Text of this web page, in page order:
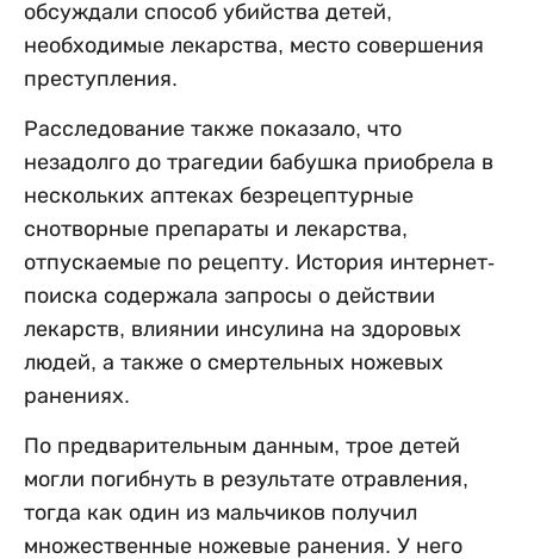
обсуждали способ убийства детей,
необходимые лекарства, место совершения
преступления.
Расследование также показало, что
незадолго до трагедии бабушка приобрела в
нескольких аптеках безрецептурные
снотворные препараты и лекарства,
отпускаемые по рецепту. История интернет-
поиска содержала запросы о действии
лекарств, влиянии инсулина на здоровых
людей, а также о смертельных ножевых
ранениях.
По предварительным данным, трое детей
могли погибнуть в результате отравления,
тогда как один из мальчиков получил
множественные ножевые ранения. У него